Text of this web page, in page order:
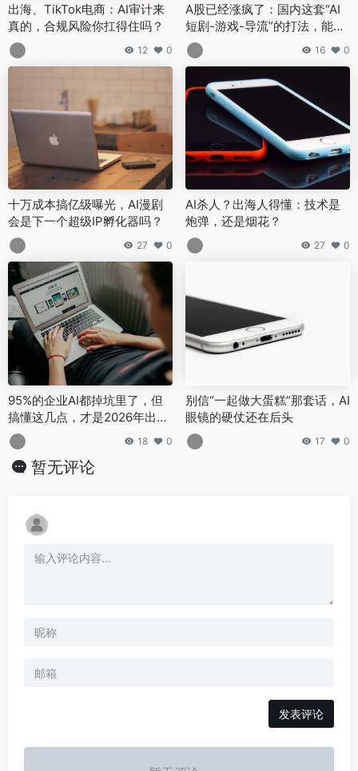
出海、TikTok电商：AI审计来
真的，合规风险你扛得住吗？
12 0
A股已经涨疯了：国内这套“AI
短剧-游戏-导流”的打法，能直
接搬到海外吗？
16 0
十万成本搞亿级曝光，AI漫剧
会是下一个超级IP孵化器吗？
27 0
AI杀人？出海人得懂：技术是
炮弹，还是烟花？
27 0
95%的企业AI都掉坑里了，但
搞懂这几点，才是2026年出海
的真正机会
18 0
别信“一起做大蛋糕”那套话，AI
眼镜的硬仗还在后头
17 0
暂无评论
发表评论